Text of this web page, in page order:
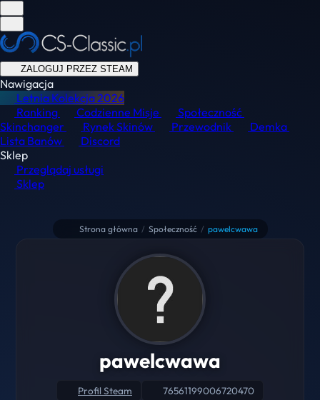
ZALOGUJ PRZEZ STEAM
Nawigacja
Letnia Kolekcja2026
Ranking
Codzienne Misje
Społeczność
Skinchanger
Rynek Skinów Przewodnik
Demka
Lista Banów
Discord
Sklep
Przeglądaj usługi
Sklep
Strona główna / Społeczność / pawelcwawa
pawelcwawa
Profil Steam
76561199006720470